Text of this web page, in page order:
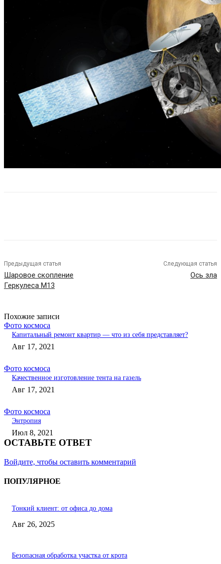
Предыдущая статья
Шаровое скопление
Геркулеса М13
Следующая статья
Ось зла
Похожие записи
Фото космоса
Капитальный ремонт квартир — что из себя представляет?
Авг 17, 2021
Фото космоса
Качественное изготовление тента на газель
Авг 17, 2021
Фото космоса
Энтропия
Июл 8, 2021
ОСТАВЬТЕ ОТВЕТ
Войдите, чтобы оставить комментарий
ПОПУЛЯРНОЕ
Тонкий клиент: от офиса до дома
Авг 26, 2025
Безопасная обработка участка от крота